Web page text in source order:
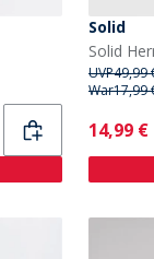
Solid
UVP49,99
War17,99
Current
14,99 €